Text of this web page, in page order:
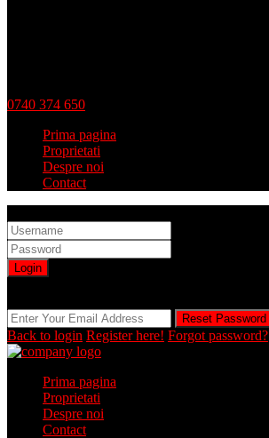
0740 374 650
Prima pagina
Proprietati
Despre noi
Contact
Login
Reset Password
Back to login Register here! Forgot password?
Prima pagina
Proprietati
Despre noi
Contact